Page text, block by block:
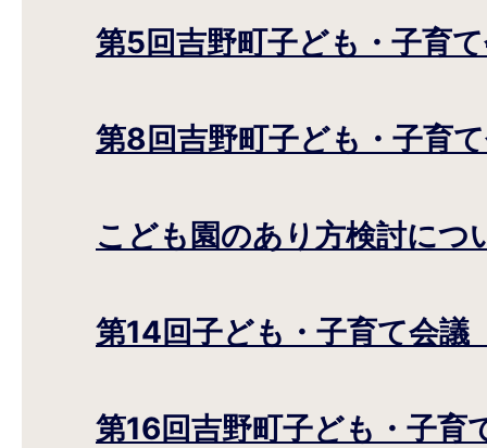
第5回吉野町子ども・子育
第8回吉野町子ども・子育
こども園のあり方検討につ
第14回子ども・子育て会議
第16回吉野町子ども・子育